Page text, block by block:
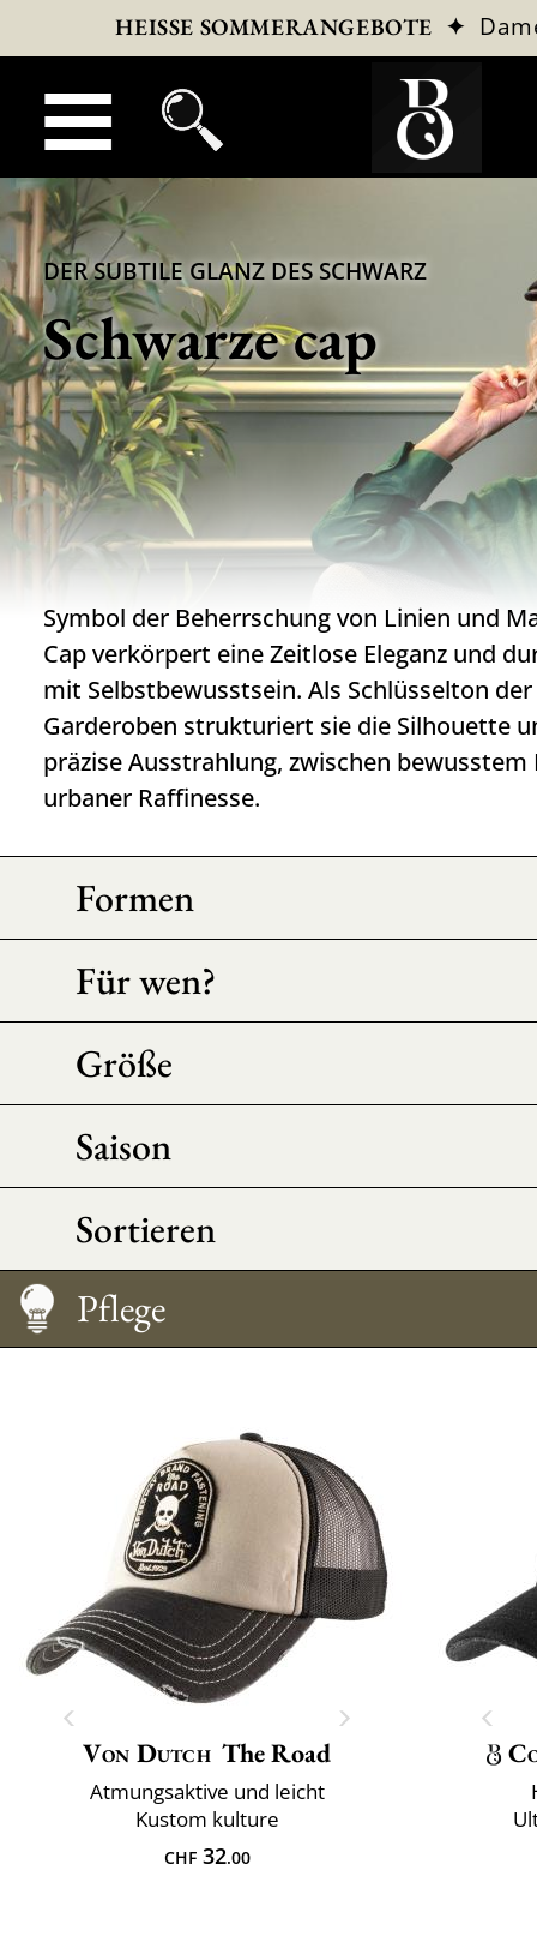
HEISSE SOMMERANGEBOTE ✦
DER SUBTILE GLANZ DES SCHWARZ
Schwarze cap
Symbol der Beherrschung von Linien und
Cap verkörpert eine Zeitlose Eleganz und
mit Selbstbewusstsein. Als Schlüsselton
Garderoben strukturiert sie die Silhouette
präzise Ausstrahlung, zwischen
urbaner Raffinesse.
Formen
Für wen?
Größe
Saison
Sortieren
Morpho-Beratung
Größentabelle
Von Dutch The Road
Atmungsaktive und leicht
Kustom kulture
CHF32.00